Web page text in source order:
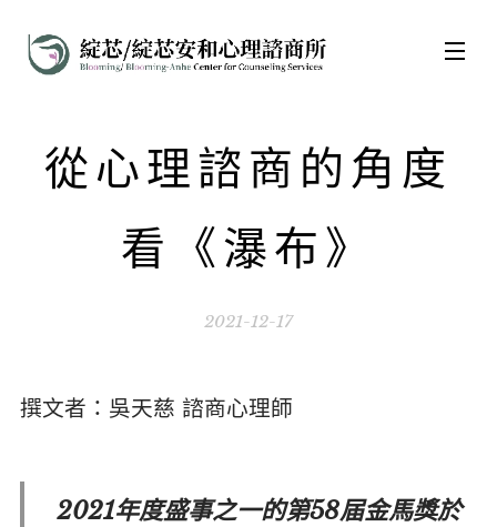
從心理諮商的角度
看《瀑布》
2021-12-17
撰文者：吳天慈 諮商心理師
2021年度盛事之一的第58届金馬獎於